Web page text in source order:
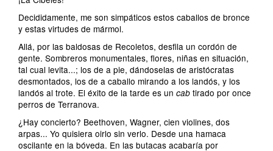
Decididamente, me son simpáticos estos caballos de bronce
y estas virtudes de mármol.
Allá, por las baldosas de Recoletos, desfila un cordón de
gente. Sombreros monumentales, flores, niñas en situación,
tal cual levita...; los de a pie, dándoselas de aristócratas
desmontados, los de a caballo mirando a los landós, y los
landós al trote. El éxito de la tarde es un cab tirado por once
perros de Terranova.
¿Hay concierto? Beethoven, Wagner, cien violines, dos
arpas... Yo quisiera oirlo sin verlo. Desde una hamaca
oscilante en la bóveda. En las butacas acabaría por